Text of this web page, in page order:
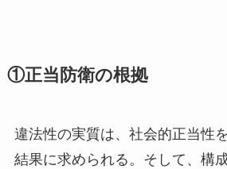
①正当防衛の根拠
違法性の実質は、社会的正当性
結果に求められる。そして、構